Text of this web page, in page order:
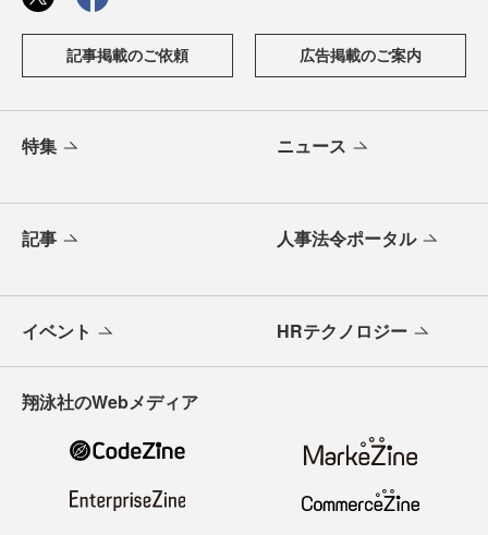
記事掲載のご依頼 広告掲載のご案内
特集 ニュース
記事 人事法令ポータル
イベント HRテクノロジー
翔泳社のWebメディア